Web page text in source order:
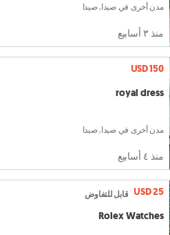
مدن أخرى في صيدا, صيدا
منذ ٣ أسابيع
USD 150
royal dress
مدن أخرى في صيدا, صيدا
منذ ٤ أسابيع
USD 25 قابل للتفاوض
Rolex Watches